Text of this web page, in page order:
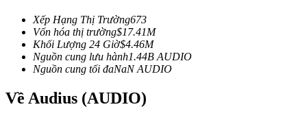
Xếp Hạng Thị Trường673
Vốn hóa thị trường$17.41M
Khối Lượng 24 Giờ$4.46M
Nguồn cung lưu hành1.44B AUDIO
Nguồn cung tối đaNaN AUDIO
Về Audius (AUDIO)